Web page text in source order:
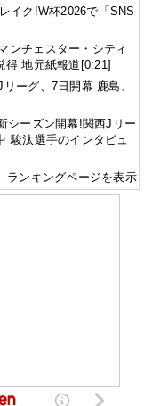
イク!W杯2026で「SNS
ンチェスター・シティ
得 地元紙報道[0:21]
ーグ、7日開幕 鹿島、
シーズン開幕!関西Jリー
駿汰選手のインタビュ
ランキングページを表示